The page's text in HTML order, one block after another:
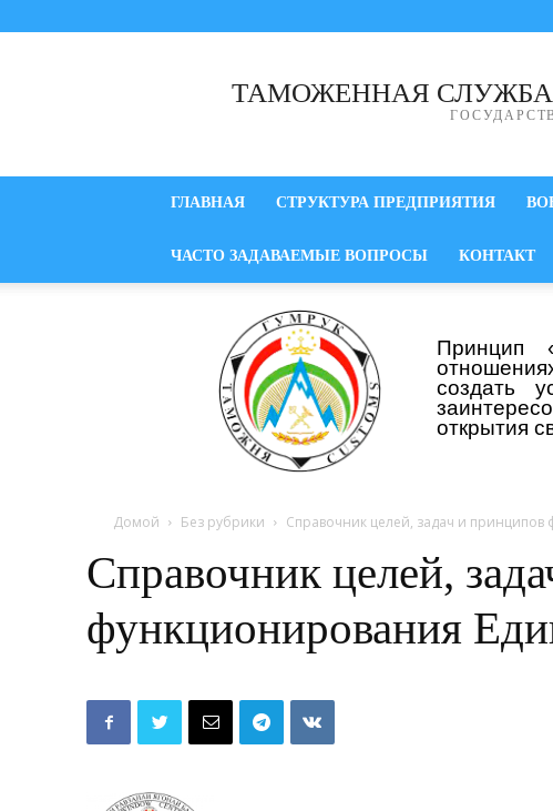
ТАМОЖЕННАЯ СЛУЖБА
ГЛАВНАЯ СТРУКТУРА ПРЕДПРИЯТИЯ
ЧАСТО ЗАДАВАЕМЫЕ ВОПРОСЫ КОНТАКТ
Принцип
создать
открытия
Домой Без рубрики Справочник целей, задач и
Справочник целей,
функционирования